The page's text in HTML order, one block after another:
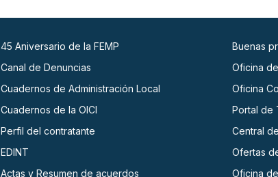
45 Aniversario de la FEMP
Canal de Denuncias
Cuadernos de Administración Local
Cuadernos de la OICI
Perfil del contratante
EDINT
Actas y Resumen de acuerdos
Buenas
Oficina
Oficina
Portal de
Central
Ofertas
Oficina